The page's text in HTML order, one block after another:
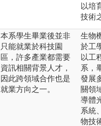
以培
技術
本系學生畢業後並非
只能就業於科技園
區，許多產業都需要
資訊相關背景人才，
因此跨領域合作也是
就業方向之一。
生物
於工
以工
系，
發展
關領
導體
系統
物技